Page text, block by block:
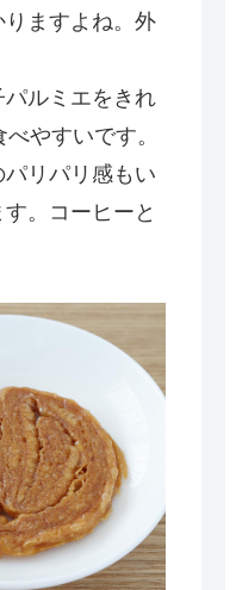
ますよね。外
ルミエをきれ
やすいです。
リパリ感もい
。コーヒーと